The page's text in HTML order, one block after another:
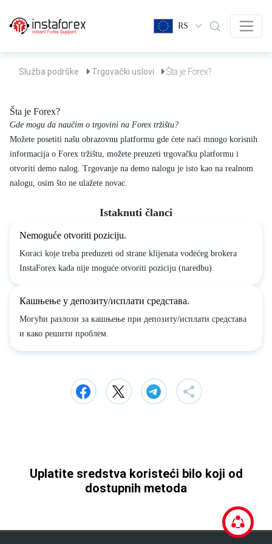
RS
Služba podrške Trgovački uslovi Šta je Forex?
Šta je Forex?
Gde mogu da naučim o trgovini na Forex tržištu?
Možete posetiti našu obrazovnu platformu gde ćete naći mnogo korisnih
informacija o Forex tržištu, možete preuzeti trgovačku platformu i
otvoriti demo nalog. Trgovanje na demo nalogu je isto kao na realnom
nalogu, osim što ne ulažete novac.
Istaknuti članci
Nemoguće otvoriti poziciju.
Koraci koje treba preduzeti od strane klijenata vodećeg brokera
InstaForex kada nije moguće otvoriti poziciju (naredbu).
Кашњење у депозиту/исплати средстава.
Могући разлози за кашњење при депозиту/исплати средстава
и како решити проблем.
Uplatite sredstva koristeći bilo koji od
dostupnih metoda